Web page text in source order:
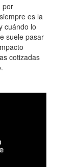
por
es la
cuándo lo
suele pasar
cotizadas